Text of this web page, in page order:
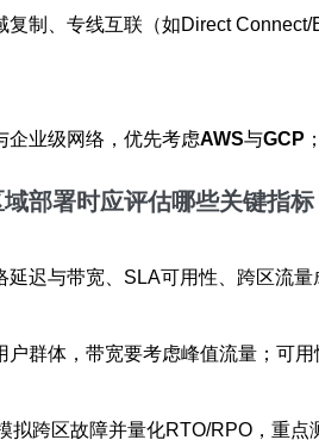
复制、专线互联（如Direct
企业级网络，优先考虑AWS与GCP
域部署时应评估哪些关键指
延迟与带宽、SLA可用性、跨区流
户群体，带宽要考虑峰值流量；可
拟跨区故障并量化RTO/RPO，重